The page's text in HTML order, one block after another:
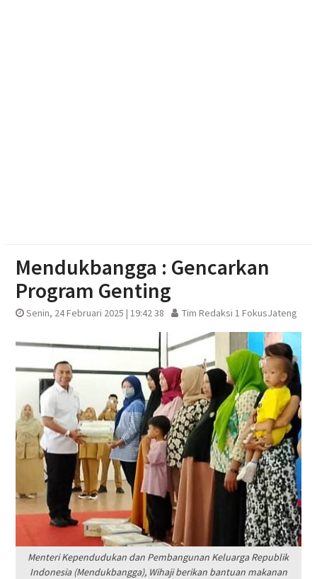
Mendukbangga : Gencarkan
Program Genting
Senin, 24 Februari 2025 | 19:42 38 Tim Redaksi 1 FokusJateng
Menteri Kependudukan dan Pembangunan Keluarga Republik
Indonesia (Mendukbangga), Wihaji berikan bantuan makanan